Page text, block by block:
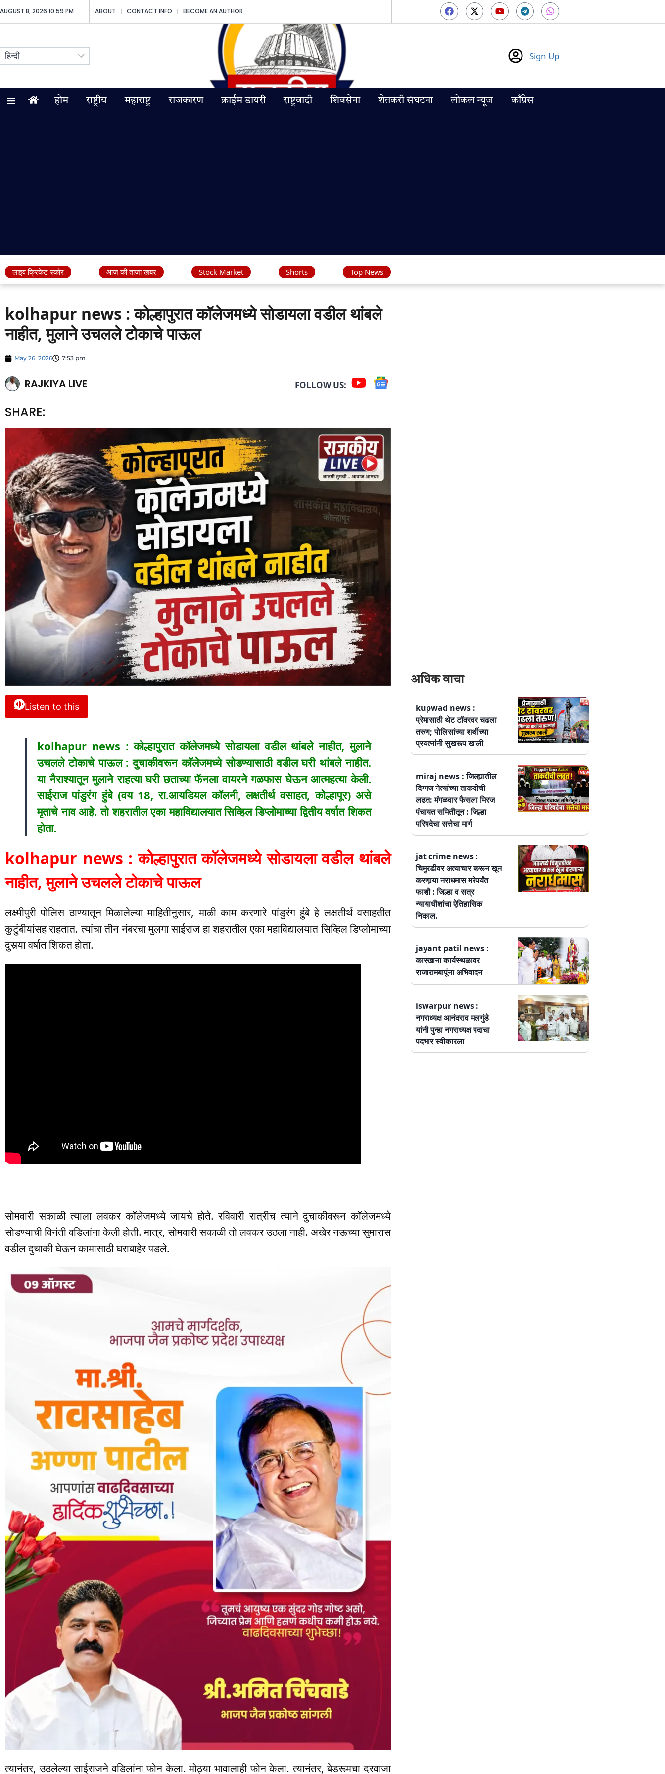
AUGUST 8, 2026 10:59 PM ABOUT CONTACT INFO BECOME AN AUTHOR
Sign Up
होम राष्ट्रीय महाराष्ट्र राजकारण क्राईम डायरी राष्ट्रवादी शिवसेना शेतकरी संघटना लोकल न्यूज काँग्रेस
लाइव क्रिकेट स्कोर आज की ताजा खबर Stock Market Shorts Top News
kolhapur news : कोल्हापुरात कॉलेजमध्ये सोडायला वडील थांबले
नाहीत, मुलाने उचलले टोकाचे पाऊल
May 26, 2026 7:53 pm
RAJKIYA LIVE FOLLOW US:
SHARE:
Listen to this
kolhapur news : कोल्हापुरात कॉलेजमध्ये सोडायला वडील थांबले नाहीत, मुलाने
उचलले टोकाचे पाऊल : दुचाकीवरून कॉलेजमध्ये सोडण्यासाठी वडील घरी थांबले नाहीत.
या नैराश्यातून मुलाने राहत्या घरी छताच्या फॅनला वायरने गळफास घेऊन आत्महत्या केली.
साईराज पांडुरंग हुंबे (वय 18, रा.आयडियल कॉलनी, लक्षतीर्थ वसाहत, कोल्हापूर) असे
मृताचे नाव आहे. तो शहरातील एका महाविद्यालयात सिव्हिल डिप्लोमाच्या द्वितीय वर्षात शिकत
होता.
kolhapur news : कोल्हापुरात कॉलेजमध्ये सोडायला वडील थांबले
नाहीत, मुलाने उचलले टोकाचे पाऊल
लक्ष्मीपुरी पोलिस ठाण्यातून मिळालेल्या माहितीनुसार, माळी काम करणारे पांडुरंग हुंबे हे लक्षतीर्थ वसाहतीत
कुटुंबीयांसह राहतात. त्यांचा तीन नंबरचा मुलगा साईराज हा शहरातील एका महाविद्यालयात सिव्हिल डिप्लोमाच्या
दुसर्‍या वर्षात शिकत होता.
सोमवारी सकाळी त्याला लवकर कॉलेजमध्ये जायचे होते. रविवारी रात्रीच त्याने दुचाकीवरून कॉलेजमध्ये
सोडण्याची विनंती वडिलांना केली होती. मात्र, सोमवारी सकाळी तो लवकर उठला नाही. अखेर नऊच्या सुमारास
वडील दुचाकी घेऊन कामासाठी घराबाहेर पडले.
त्यानंतर, उठलेल्या साईराजने वडिलांना फोन केला. मोठ्या भावालाही फोन केला. त्यानंतर, बेडरूमचा दरवाजा
अधिक वाचा
kupwad news :
प्रेमासाठी थेट टॉवरवर चढला
तरुण; पोलिसांच्या शर्थीच्या
प्रयत्नांनी सुखरूप खाली
miraj news : जिल्ह्यातील
दिग्गज नेत्यांच्या ताकदीची
लढत: मंगळवार फैसला मिरज
पंचायत समितीतून : जिल्हा
परिषदेचा सत्तेचा मार्ग
jat crime news :
चिमुरडीवर अत्याचार करून खून
करणार्‍या नराधमास मरेपर्यंत
फाशी : जिल्हा व सत्र
न्यायाधीशांचा ऐतिहासिक
निकाल.
jayant patil news :
कारखाना कार्यस्थळावर
राजारामबापूंना अभिवादन
iswarpur news :
नगराध्यक्ष आनंदराव मलगुंडे
यांनी पुन्हा नगराध्यक्ष पदाचा
पदभार स्वीकारला